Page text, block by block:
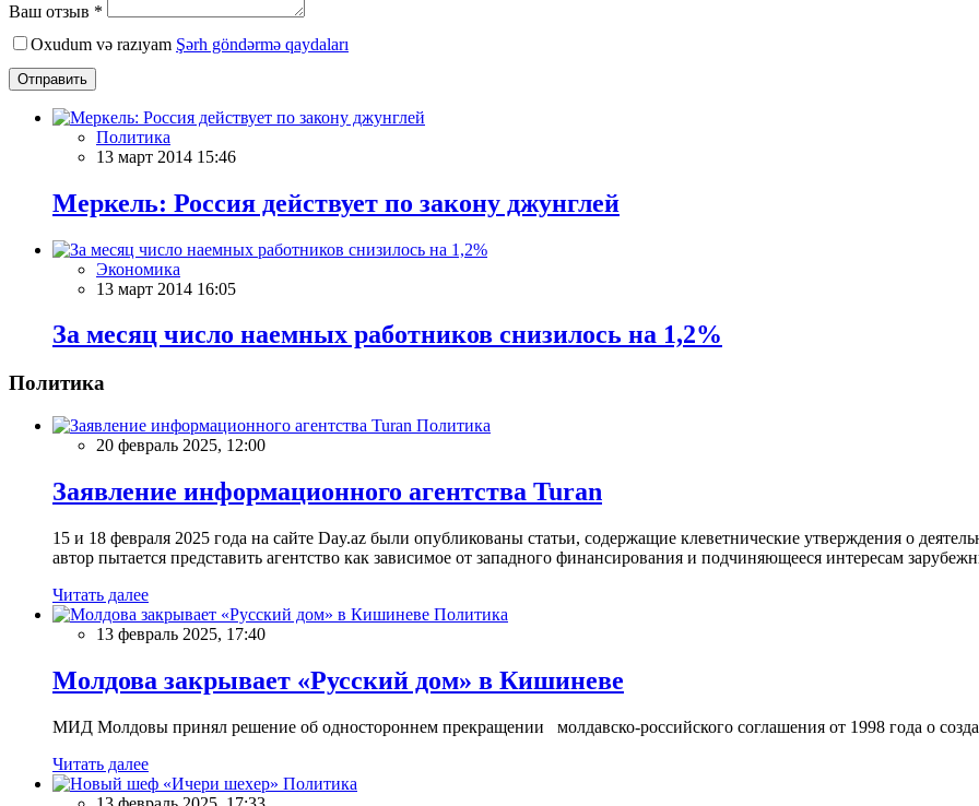
Ваш отзыв *
Oxudum və razıyam Şərh göndərmə qaydaları
Отправить
Политика
13 март 2014 15:46
Меркель: Россия действует по закону джунглей
Экономика
13 март 2014 16:05
За месяц число наемных работников снизилось на 1,2%
Политика
Политика
20 февраль 2025, 12:00
Заявление информационного агентства Turan
15 и 18 февраля 2025 года на сайте Day.az были опубликованы статьи, содержащие клеветнические утверждения о
автор пытается представить агентство как зависимое от западного финансирования и подчиняющееся интересам
Читать далее
Политика
13 февраль 2025, 17:40
Молдова закрывает «Русский дом» в Кишиневе
МИД Молдовы принял решение об одностороннем прекращении молдавско-российского соглашения от 1998 года о
Читать далее
Политика